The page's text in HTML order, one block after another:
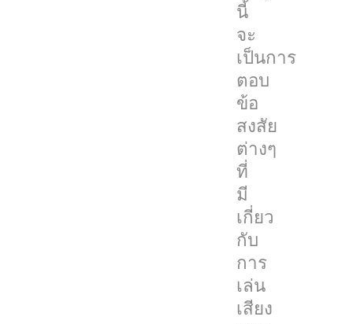
นี้
จะ
เป็นการ
ตอบ
ข้อ
สงสัย
ต่างๆ
ที่
มี
เกี่ยว
กับ
การ
เล่น
เสียง
โดย
จะ
มี
สิ่ง
สำคัญ
ที่
Apple
ได้
บอก
เอา
ไว้
ดังนี้
การ